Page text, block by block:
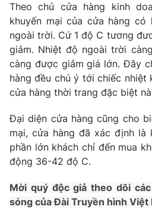
Hậu trường
Nhân vật
Khán giả
Giải sao mai
Điện ảnh
Âm nhạc
Sao
Đời sống
Du lịch
Làm đẹp
Giáo dục
Tuyển sinh
Học trực tuyến
Công nghệ
Hitech Công nghệ tương lai
Sản phẩm
Tư vấn
Giao lưu trực tuyến
Lịch phát sóng
Theo chủ cửa hàng kinh
khuyến mại của cửa hàng có
ngoài trời. Cứ 1 độ C tương
giảm. Nhiệt độ ngoài trời
càng được giảm giá lớn. Đây
hàng đều chú ý tới chiếc
cửa hàng thời trang đặc biệt
Đại diện cửa hàng cũng cho
mại, cửa hàng đã xác định là
phần lớn khách chỉ đến mua
động 36-42 độ C.
Mời quý độc giả theo dõi
sóng của Đài Truyền hình Việt